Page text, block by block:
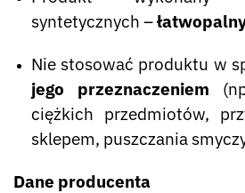
syntetycznych –
Nie stosować produktu w
jego przeznaczeniem
ciężkich przedmiotów,
sklepem, puszczania
Dane producenta